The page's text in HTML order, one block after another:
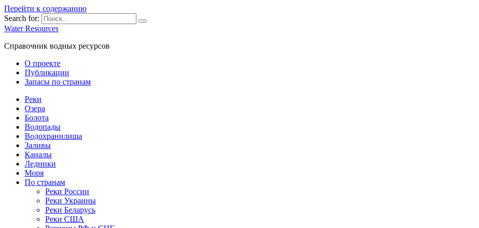
Перейти к содержанию
Search for:
Water Resources
Справочник водных ресурсов
О проекте
Публикации
Запасы по странам
Реки
Озера
Болота
Водопады
Водохранилища
Заливы
Каналы
Ледники
Моря
По странам
Реки России
Реки Украины
Реки Беларусь
Реки США